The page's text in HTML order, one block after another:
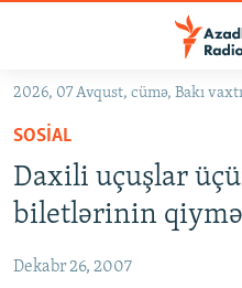
Əsas
qayıt
Əsas
naviqasiyaya
qayıt
Axtarışa
GÜNDƏM
#İZAHLA
KORRUPSIOMETR
FƏRQƏ BAX
2026, 07 Avqust, cümə, Bakı
SOSIAL
Daxili uçuşlar
biletlərinin
Dekabr 26, 2007